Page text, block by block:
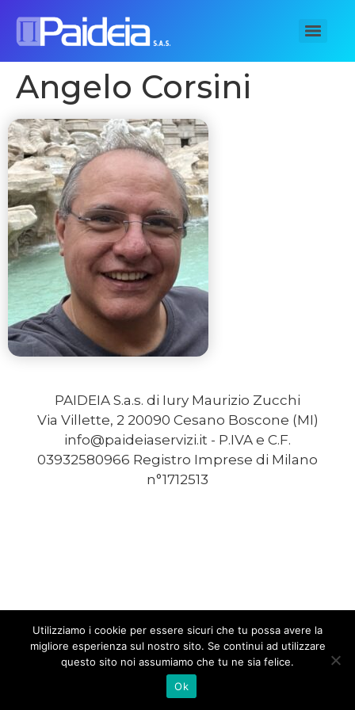
Angelo Corsini
PAIDEIA S.a.s. di Iury Maurizio Zucchi
Via Villette, 2 20090 Cesano Boscone (MI)
info@paideiaservizi.it - P.IVA e C.F.
03932580966 Registro Imprese di Milano
n°1712513
Utilizziamo i cookie per essere sicuri che tu possa avere la
migliore esperienza sul nostro sito. Se continui ad utilizzare
questo sito noi assumiamo che tu ne sia felice.
Ok